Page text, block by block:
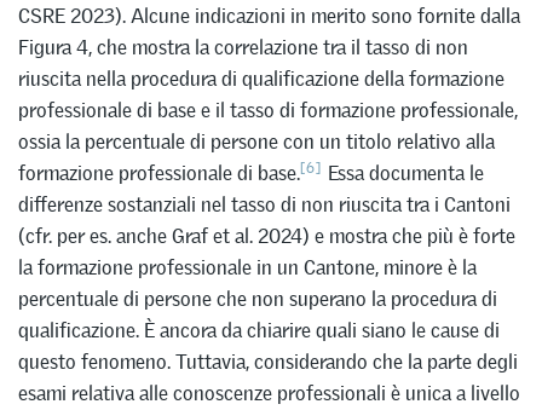
CSRE 2023). Alcune indicazioni in merito sono fornite dalla
Figura 4, che mostra la correlazione tra il tasso di non
riuscita nella procedura di qualificazione della formazione
professionale di base e il tasso di formazione professionale,
ossia la percentuale di persone con un titolo relativo alla
formazione professionale di base.[6] Essa documenta le
differenze sostanziali nel tasso di non riuscita tra i Cantoni
(cfr. per es. anche Graf et al. 2024) e mostra che più è forte
la formazione professionale in un Cantone, minore è la
percentuale di persone che non superano la procedura di
qualificazione. È ancora da chiarire quali siano le cause di
questo fenomeno. Tuttavia, considerando che la parte degli
esami relativa alle conoscenze professionali è unica a livello